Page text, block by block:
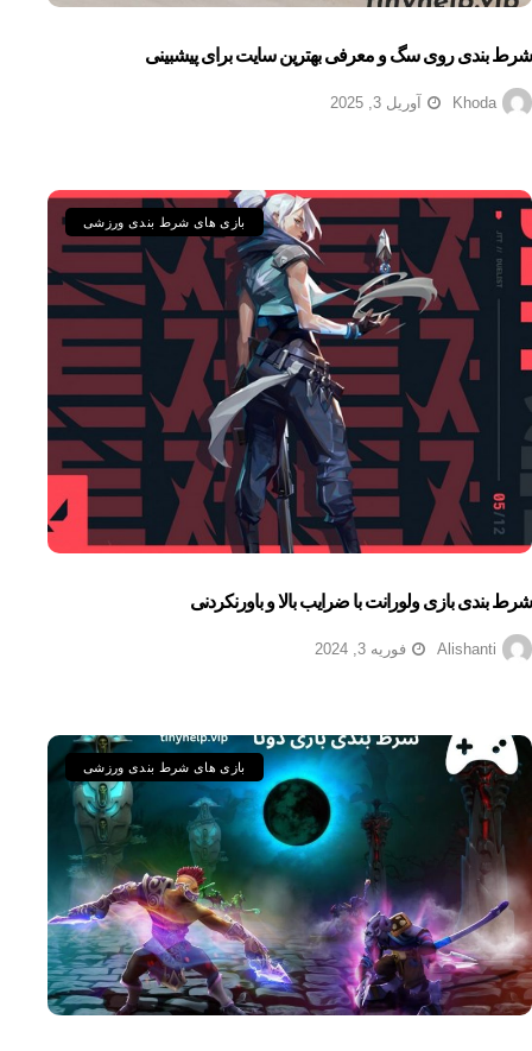
شرط بندی روی سگ و معرفی بهترین سایت برای پیشبینی
Khoda آوریل 3, 2025
بازی های شرط بندی ورزشی
شرط بندی بازی ولورانت با ضرایب بالا و باورنکردنی
Alishanti فوریه 3, 2024
بازی های شرط بندی ورزشی